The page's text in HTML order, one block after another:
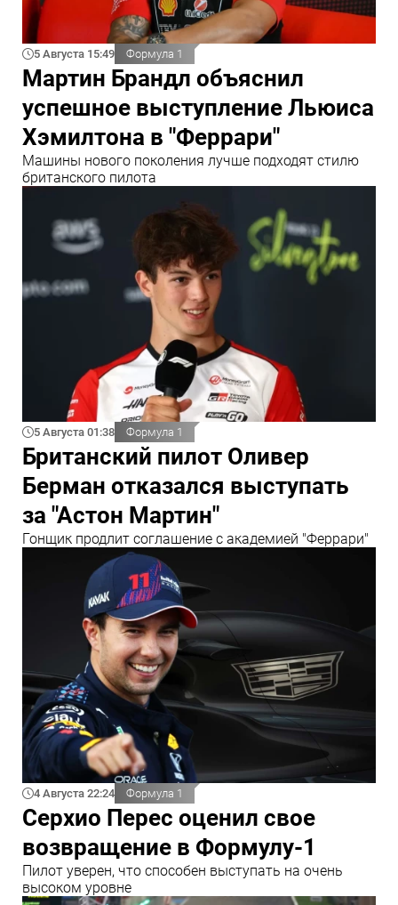
5 Августа 15:49 Формула 1
Мартин Брандл объяснил
успешное выступление Льюиса
Хэмилтона в "Феррари"
Машины нового поколения лучше подходят стилю
британского пилота
5 Августа 01:38 Формула 1
Британский пилот Оливер
Берман отказался выступать
за "Астон Мартин"
Гонщик продлит соглашение с академией "Феррари"
4 Августа 22:24 Формула 1
Серхио Перес оценил свое
возвращение в Формулу-1
Пилот уверен, что способен выступать на очень
высоком уровне